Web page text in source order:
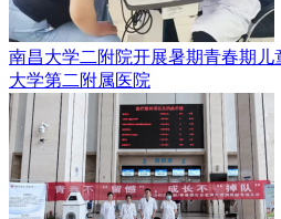
南昌大学二附院开展暑期青春期儿
大学第二附属医院